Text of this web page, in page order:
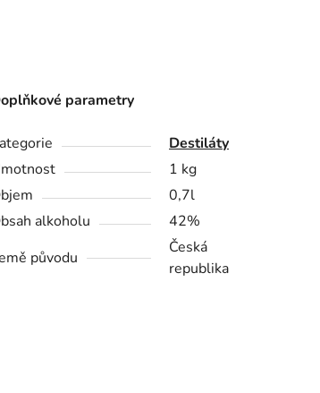
parametry
Destiláty
1 kg
0,7l
alkoholu
42%
původu
Česká
republika